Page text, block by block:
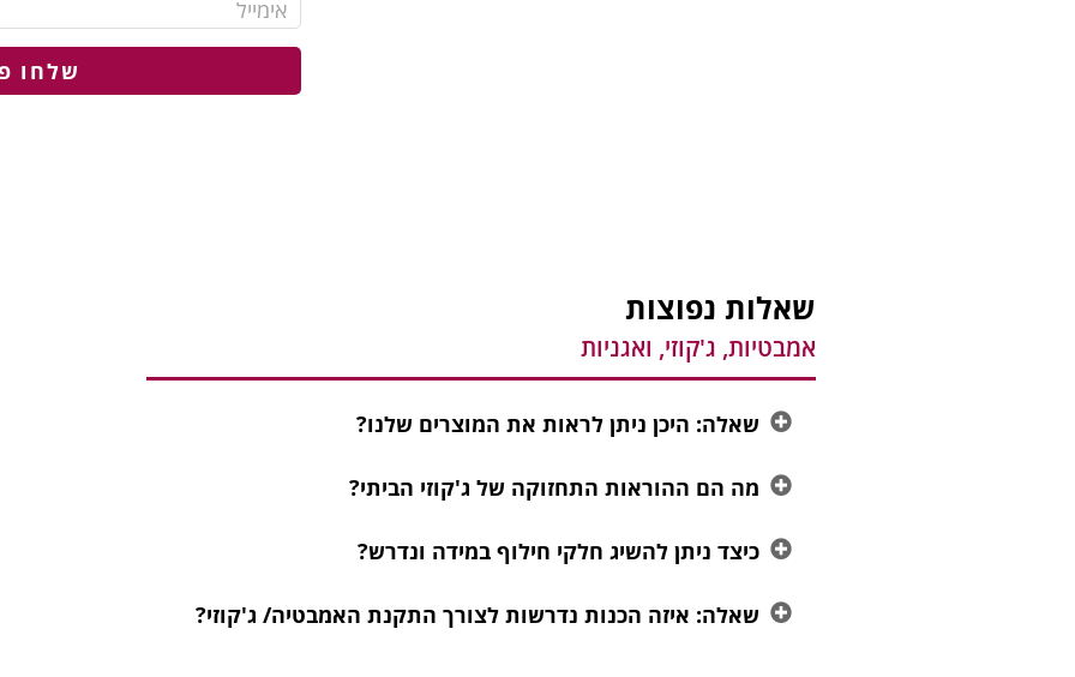
שלחו
שאלות נפוצות
אמבטיות, ג'קוזי, ואגניות
שאלה: היכן ניתן לראות את המוצרים שלנו?
מה הם ההוראות התחזוקה של ג'קוזי הביתי?
כיצד ניתן להשיג חלקי חילוף במידה ונדרש?
שאלה: איזה הכנות נדרשות לצורך התקנת האמבטיה/ ג'קוזי?